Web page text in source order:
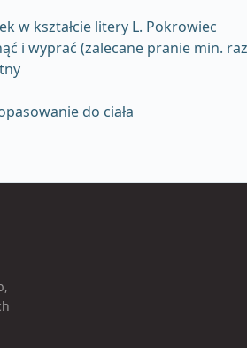
w kształcie litery L. Pokrowiec
i wyprać (zalecane pranie min. raz
do ciała